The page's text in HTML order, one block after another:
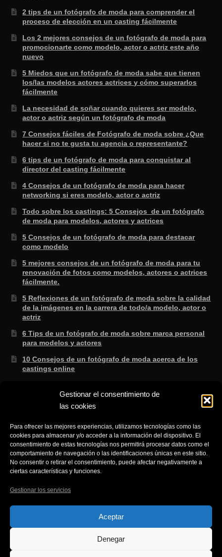
Gestionar el consentimiento de
las cookies
Para ofrecer las mejores experiencias, utilizamos tecnologías como las
cookies para almacenar y/o acceder a la información del dispositivo. El
consentimiento de estas tecnologías nos permitirá procesar datos como el
comportamiento de navegación o las identificaciones únicas en este sitio.
No consentir o retirar el consentimiento, puede afectar negativamente a
ciertas características y funciones.
Gestionar los servicios
Aceptar
Denegar
2 tips de un fotógrafo de moda para comprender el
proceso de elección en un casting fácilmente
Los 2 mejores consejos de un fotógrafo de moda para
promocionarte como modelo, actor o actriz este año
nuevo
5 Miedos que un fotógrafo de moda sabe que tienen
los/las modelos actores actrices y cómo superarlos
fácilmente
La necesidad de soñar cuando quieres ser modelo,
actor o actriz según un fotógrafo de moda
7 Consejos fáciles de Fotógrafo de moda sobre ¿Que
hacer si no te gusta tu agencia o representante?
6 tips de un fotógrafo de moda para conquistar al
director del casting fácilmente
4 Consejos de un fotógrafo de moda para hacer
networking si eres modelo, actor o actriz
Todo sobre los castings: 5 Consejos de un fotógrafo
de moda para modelos, actores y actrices
5 Consejos de un fotógrafo de moda para destacar
como modelo
5 mejores consejos de un fotógrafo de moda para tu
renovación de fotos como modelos, actores o actrices
fácilmente.
5 Reflexiones de un fotógrafo de moda sobre la calidad
de la imágenes en la carrera de todo/a modelo, actor o
actriz
6 Tips de un fotógrafo de moda sobre marca personal
para modelos y actores
10 Consejos de un fotógrafo de moda acerca de los
castings online
enseñan en la escuela.
8 consejos de un fotógrafo de moda para saber si lo
3 Trucos de un fotógrafo de moda para aprender a
gestionar el NO fácilmente cuando eres modelo.
© Fotografía de producto moda retrato y Publicidad en
Alicante 2026
Creado con Storefront